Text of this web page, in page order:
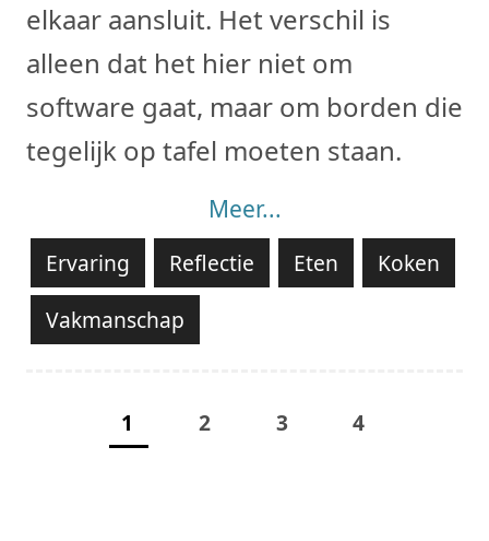
elkaar aansluit. Het verschil is
alleen dat het hier niet om
software gaat, maar om borden die
tegelijk op tafel moeten staan.
Meer...
Ervaring Reflectie Eten
Koken
Vakmanschap
1 2 3 4